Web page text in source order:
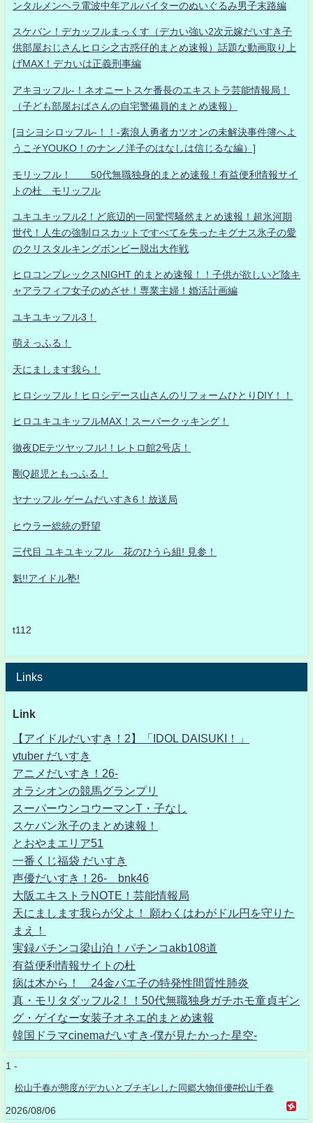
ンタルメンヘラ電波中年アルバイターのぬいぐるみ男子末路編
スケバン！デカッフルまっくす（デカい強い2次元嫁だいすき子
供部屋おじさんヒロシ之古惑仔的まとめ速報）話題な動画取り上
げMAX！デカいは正義刑事編
アキヨッフル-！ネオニートスケ番長のエキストラ芸能情報局！
（子ども部屋おばさんの自宅警備員的まとめ速報）
[ヨシヨシロッフル-！！-素浪人勇者カツオンの未解決事件簿へよ
うこそYOUKO！のナンノ洋子のはなしは信じるな編）]
モリッフル！ 50代無職独身的まとめ速報！有益便利情報サイ
トの杜 モリッフル
ユキユキッフル2！ど底辺的一同驚愕騒然まとめ速報！超氷河期
世代！人生の強制ロスカットですべてを失ったキグナス氷子の愛
のクリスタルキングボンビー脱出大作戦
ヒロコンプレックスNIGHT 的まとめ速報！！子供が欲しいど陰キ
ャアラフィフ女子のめざせ！専業主婦！婚活計画編
ユキユキッフル3！
萌えっふる！
天にまします我ら！
ヒロシッフル！ヒロシデース山さんのリフォームひとりDIY！！
ヒロユキユキッフルMAX！スーパークッキング！
徹夜DEテツヤッフル!！レトロ館2号店！
剛Q超児ともっふる！
ヤナッフル ゲームだいすき6！放送局
ヒウラー総統の野望
三代目 ユキユキッフル 花のひうら組! 見参！
魁!!アイドル塾!
t112
Links
Link
【アイドルだいすき！2】「IDOL DAISUKI！」
vtuber だいすき
アニメだいすき！26-
オラシオンの競馬グランプリ
スーパーウンコウーマンT・子なし
スケバン氷子のまとめ速報！
とおやまエリア51
一番くじ福袋 だいすき
声優だいすき！26- bnk46
大阪エキストラNOTE！芸能情報局
天にまします我らが父よ！ 願わくはわがドル円を守りた
まえ！
実録パチンコ梁山泊！パチンコakb108道
有益便利情報サイトの杜
病は木から！ 24金バエ子の特発性間質性肺炎
真・モリタダッフル2！！50代無職独身ガチホモ童貞ギン
グ・ゲイなー女装子オネエ的まとめ速報
韓国ドラマcinemaだいすき-僕が見たかった星空-
1 -
松山千春が態度がデカいとブチギレした同郷大物俳優#松山千春
2026/08/06